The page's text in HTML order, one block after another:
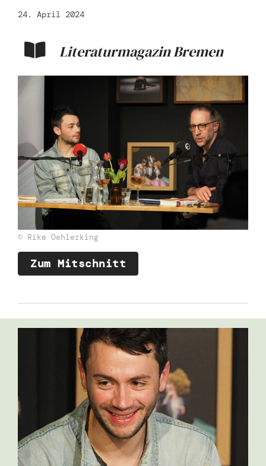
24. April 2024
Literaturmagazin Bremen
© Rike Oehlerking
Zum Mitschnitt